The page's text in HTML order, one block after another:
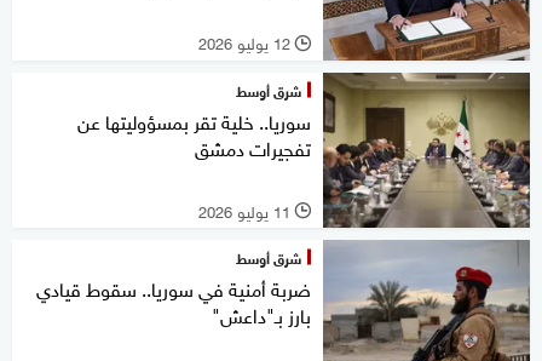
l 12 يوليو 2026
شرق أوسط
سوريا.. خلية تقر بمسؤوليتها عن
تفجيرات دمشق
l 11 يوليو 2026
شرق أوسط
ضربة أمنية في سوريا.. سقوط قيادي
بارز بـ"داعش"